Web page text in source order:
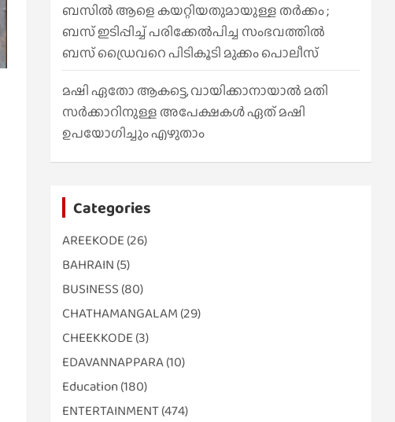
ബസിൽ ആളെ കയറ്റിയതുമായുള്ള തർക്കം ;
ബസ് ഇടിപ്പിച്ച് പരിക്കേൽപിച്ച സംഭവത്തിൽ
ബസ് ഡ്രൈവറെ പിടികൂടി മുക്കം പൊലീസ്
മഷി ഏതോ ആകട്ടെ, വായിക്കാനായാൽ മതി​
സർക്കാറിനുള്ള അപേക്ഷകൾ ഏത് മഷി
ഉപയോഗിച്ചും എഴുതാം
Categories
AREEKODE (26)
BAHRAIN (5)
BUSINESS (80)
CHATHAMANGALAM (29)
CHEEKKODE (3)
EDAVANNAPPARA(10)
Education (180)
ENTERTAINMENT(474)